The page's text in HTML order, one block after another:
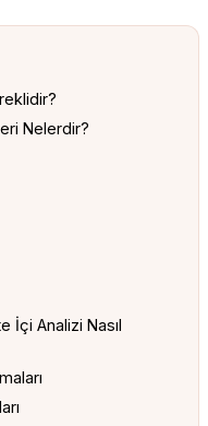
Nelerdir?
İçi Analizi Nasıl